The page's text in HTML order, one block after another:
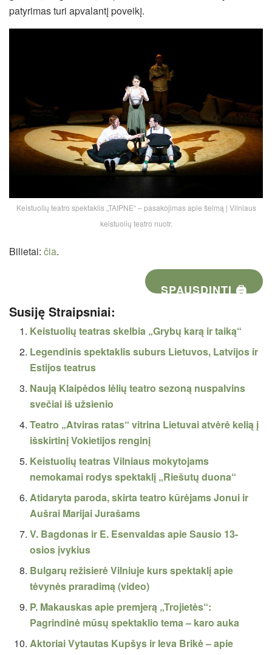
patyrimas turi apvalantį poveikį.
Keistuolių teatro spektaklis „TAIPNE“ – pasakojimas apie šeimą | Vilniaus
keistuolių teatro nuotr.
Bilietai: čia.
SPAUSDINTI 🖨
Susiję Straipsniai:
Keistuolių teatras skelbia „Grybų karą ir taiką“
Legendinis spektaklis suburs Lietuvos, Latvijos ir
Estijos teatrus
Naują Klaipėdos lėlių teatro sezoną nuspalvins
svečiai iš užsienio
Teatro „Atviras ratas“ vitrina Lietuvai atvėrė kelią į
išskirtinį Vokietijos renginį
Keistuolių teatras Vilniaus mokytojams
nemokamai rodys spektaklį „Riešutų duona“
Atidaryta paroda, skirta teatro kūrėjams Jonui ir
Aušrai Marijai Jurašams
V. Bagdonas ir E. Esenvaldas apie Sausio 13-
osios įvykius
Bulgarų režisierė Vilniuje kurs spektaklį apie
tėvynės praradimą (video)
P. Makauskas apie premjerą „Trojietės“:
Pagrindinė mūsų spektaklio tema – karo auka
Aktoriai Vytautas Kupšys ir Ieva Brikė – apie